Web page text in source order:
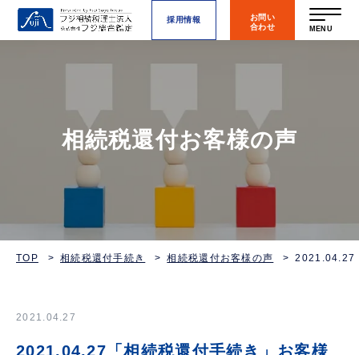
採用情報
お問い
合わせ
MENU
相続税還付お客様の声
TOP 相続税還付手続き 相続税還付お客様の声 2021.04.27
2021.04.27
2021.04.27「相続税還付手続き」お客様